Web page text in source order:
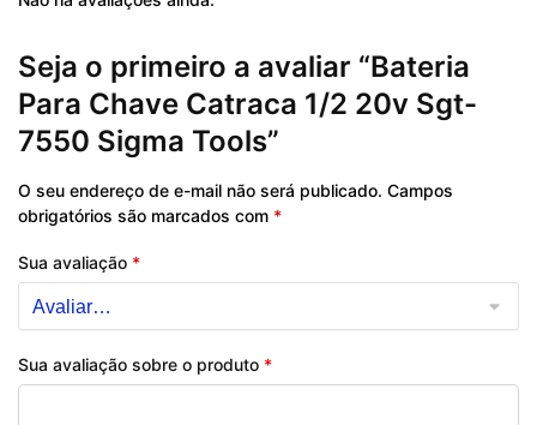
Seja o primeiro a avaliar “Bateria
Para Chave Catraca 1/2 20v Sgt-
7550 Sigma Tools”
O seu endereço de e-mail não será publicado. Campos
obrigatórios são marcados com *
Sua avaliação *
Sua avaliação sobre o produto *